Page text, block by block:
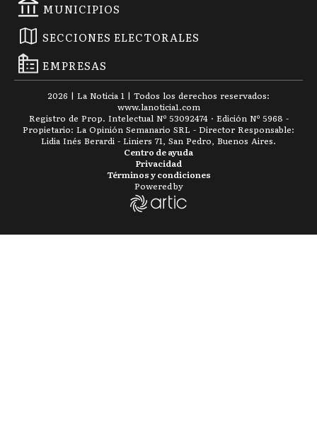
MUNICIPIOS
SECCIONES ELECTORALES
EMPRESAS
2026 | La Noticia 1 | Todos los derechos reservados:
www.lanoticia1.com
Registro de Prop. Intelectual Nº 53092474 · Edición Nº 5968 -
Propietario: La Opinión Semanario SRL - Director Responsable:
Lidia Inés Berardi - Liniers 71, San Pedro, Buenos Aires.
Términos y condiciones
Privacidad
Centro de ayuda
Powered by